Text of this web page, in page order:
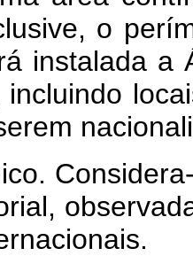
o
instalada a
incluindo